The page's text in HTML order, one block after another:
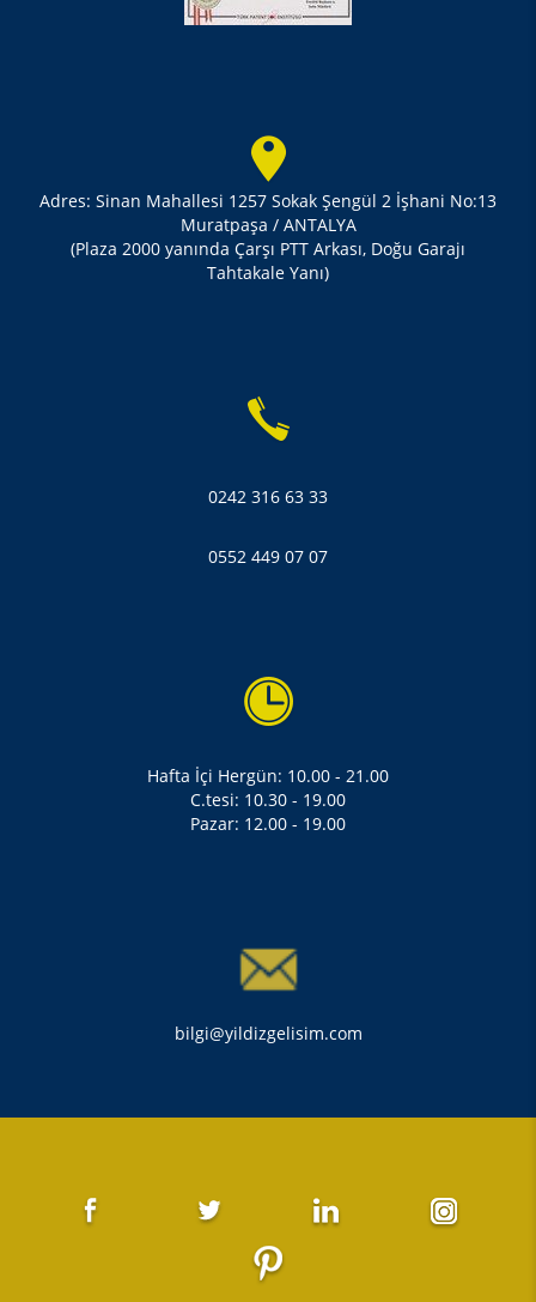
Adres: Sinan Mahallesi 1257 Sokak Şengül 2 İşhani No:13
Muratpaşa / ANTALYA
(Plaza 2000 yanında Çarşı PTT Arkası, Doğu Garajı
Tahtakale Yanı)
0242 316 63 33
0552 449 07 07
Hafta İçi Hergün: 10.00 - 21.00
C.tesi: 10.30 - 19.00
Pazar: 12.00 - 19.00
bilgi@yildizgelisim.com